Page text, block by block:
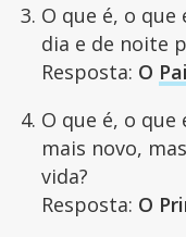
O que é, o
dia e de noite
Resposta: O Pai
O que é, o que
mais novo,
vida?
Resposta: O